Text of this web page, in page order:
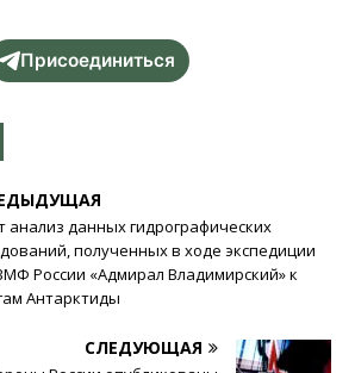
Присоединиться
анализ данных гидрографических
полученных в ходе экспедиции
России «Адмирал Владимирский» к
Антарктиды
СЛЕДУЮЩАЯ